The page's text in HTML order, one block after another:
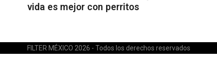
vida es mejor con perritos
FILTER MÉXICO 2026 - Todos los derechos reservados